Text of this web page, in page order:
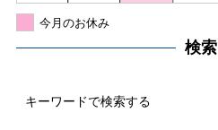
今月のお休み
検索